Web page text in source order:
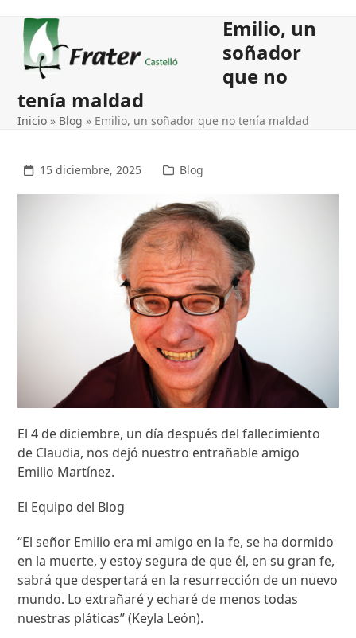
Open
mobile
menu
Close
mobile
menu
Emilio, un
soñador
que no
tenía maldad
Inicio » Blog » Emilio, un soñador que no tenía maldad
15 diciembre, 2025 Blog
El 4 de diciembre, un día después del fallecimiento
de Claudia, nos dejó nuestro entrañable amigo
Emilio Martínez.
El Equipo del Blog
“El señor Emilio era mi amigo en la fe, se ha dormido
en la muerte, y estoy segura de que él, en su gran fe,
sabrá que despertará en la resurrección de un nuevo
mundo. Lo extrañaré y echaré de menos todas
nuestras pláticas” (Keyla León).